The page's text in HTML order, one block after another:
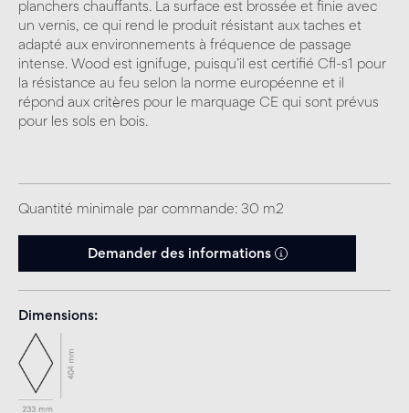
planchers chauffants. La surface est brossée et finie avec
un vernis, ce qui rend le produit résistant aux taches et
adapté aux environnements à fréquence de passage
intense. Wood est ignifuge, puisqu’il est certifié Cfl-s1 pour
la résistance au feu selon la norme européenne et il
répond aux critères pour le marquage CE qui sont prévus
pour les sols en bois.
Quantité minimale par commande: 30 m2
Demander des informations
Dimensions